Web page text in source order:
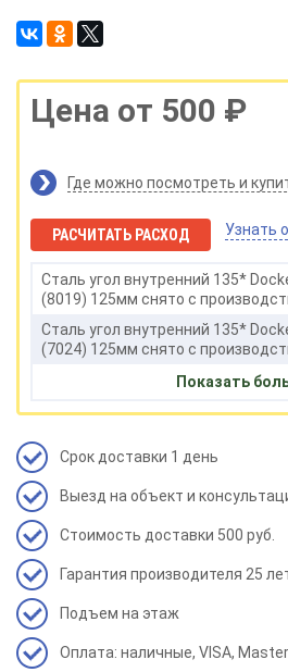
Цена от 500 ₽
Где можно посмотреть и
РАСЧИТАТЬ РАСХОД Узнать
Сталь угол внутренний 135*
(8019) 125мм снято с
Сталь угол внутренний 135*
(7024) 125мм снято с
Сталь угол внутренний 135*
Показать
Срок доставки 1 день
Выезд на объект и
Стоимость доставки 500 руб.
Гарантия производителя 25
Подъем на этаж
Оплата: наличные, VISA,